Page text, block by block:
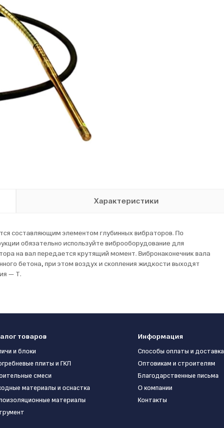
Характеристики
составляющим элементом глубинных вибраторов. По
обязательно используйте виброоборудование для
на вал передается крутящий момент. Вибронаконечник вала
бетона, при этом воздух и скопления жидкости выходят
— T.
товаров
и блоки
плиты и ГКЛ
смеси
материалы и оснастка
материалы
Информация
Способы оплаты и доставка
Оптовикам и строителям
Благодарственные письма
О компании
Контакты